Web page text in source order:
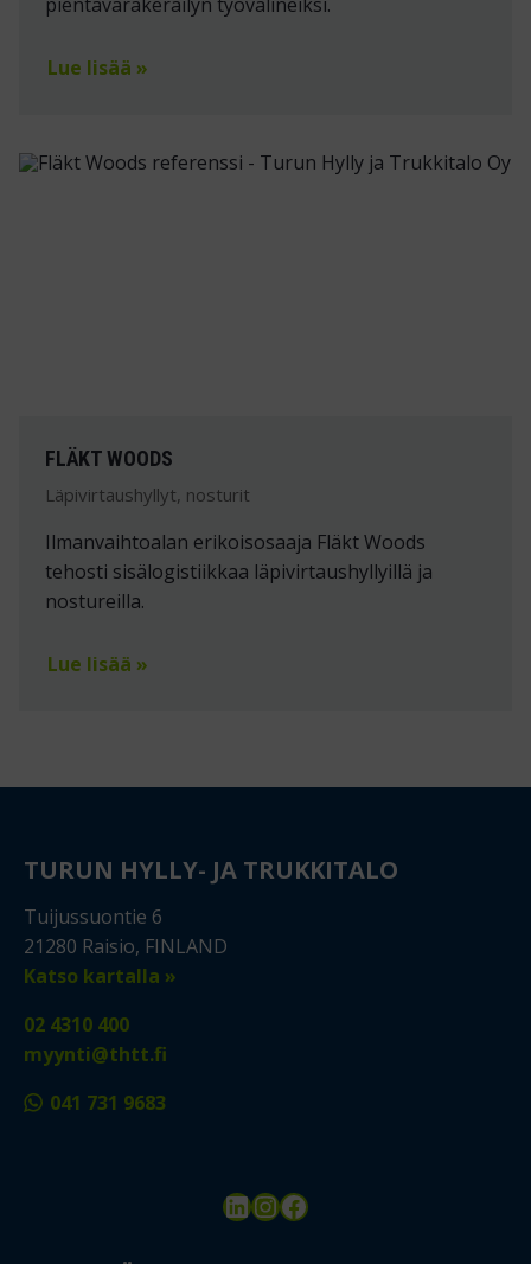
Lue lisää »
FLÄKT WOODS
Läpivirtaushyllyt, nosturit
Ilmanvaihtoalan erikoisosaaja Fläkt Woods
tehosti sisälogistiikkaa läpivirtaushyllyillä ja
nostureilla.
Lue lisää »
TURUN HYLLY- JA TRUKKITALO
Tuijussuontie 6
21280 Raisio, FINLAND
Katso kartalla »
02 4310 400
myynti@thtt.fi
041 731 9683
LinkedIn
Instagram
Facebook